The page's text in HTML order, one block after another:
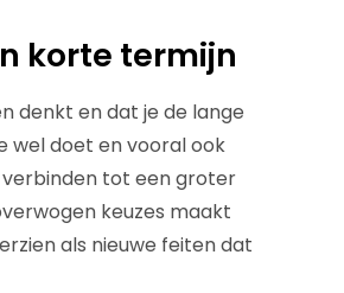
korte termijn
denkt en dat je de lange
wel doet en vooral ook
tot een groter
keuzes maakt
als nieuwe feiten dat